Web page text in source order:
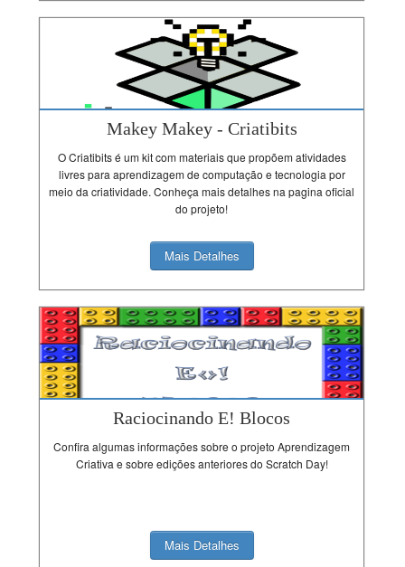
Makey Makey - Criatibits
O Criatibits é um kit com materiais que propõem atividades
livres para aprendizagem de computação e tecnologia por
meio da criatividade. Conheça mais detalhes na pagina oficial
do projeto!
Mais Detalhes
Raciocinando E! Blocos
Confira algumas informações sobre o projeto Aprendizagem
Criativa e sobre edições anteriores do Scratch Day!
Mais Detalhes